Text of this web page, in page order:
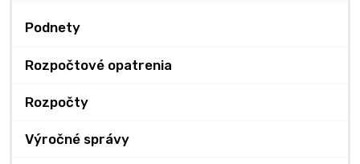
Podnety
Rozpočtové opatrenia
Rozpočty
Výročné správy